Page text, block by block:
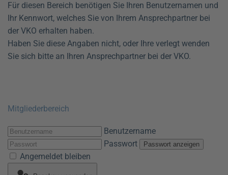
Für diesen Bereich benötigen Sie Ihren Benutzernamen und
Ihr Kennwort, welches Sie von Ihrem Ansprechpartner bei
der VKO erhalten haben.
Haben Sie diese Angaben nicht, oder Ihre verlegt wenden
Sie sich bitte an Ihren Ansprechpartner bei der VKO.
Mitgliederbereich
Benutzername
Passwort
Passwort anzeigen
Angemeldet bleiben